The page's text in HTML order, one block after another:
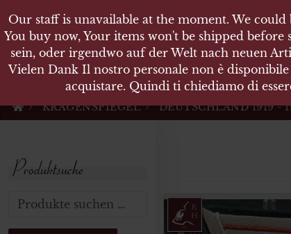
KARL
Militärische
KRAGENSPIEGEL DEUTSCHLAND 1919 -
Produktsuche
Suchen nach:
Our staff is unavailable at the moment. We
You buy now, Your items won't be shipped
sein, oder irgendwo auf der Welt nach neuen
Vielen Dank Il nostro personale non è
acquistare. Quindi ti chiediamo di